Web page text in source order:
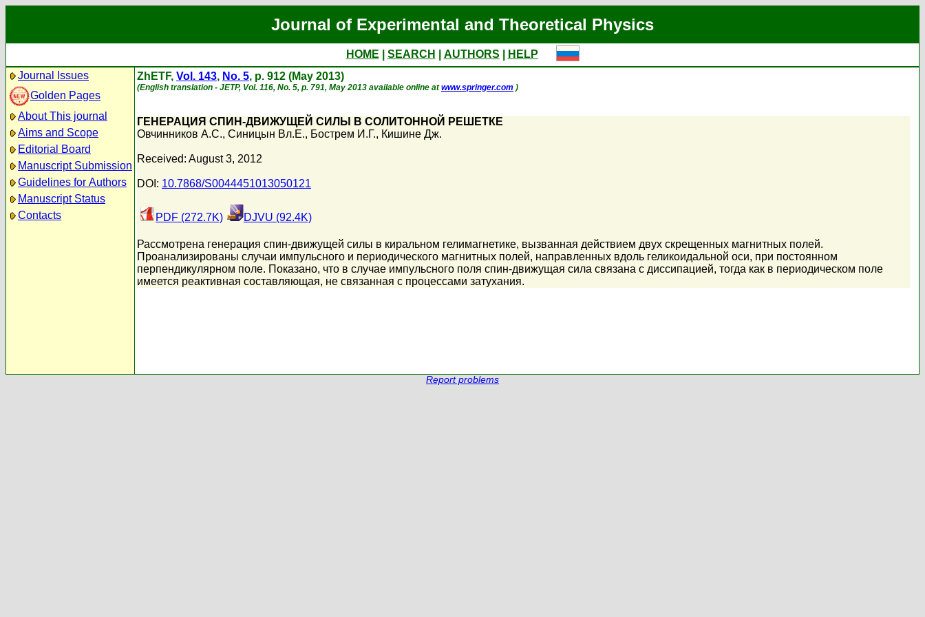
Journal of Experimental and Theoretical Physics
HOME SEARCH AUTHORS
HELP
Journal Issues
Golden Pages
About This journal
Aims and Scope
Editorial Board
Manuscript Submission
Guidelines for Authors
Manuscript Status
Contacts
ZhETF, Vol. 143, No. 5, p. 912 (May 2013)
(English translation - JETP, Vol. 116, No. 5, p. 791, May 2013 available online atwww.springer.com )
ГЕНЕРАЦИЯ СПИН-ДВИЖУЩЕЙ СИЛЫ В СОЛИТОННОЙ РЕШЕТКЕ
Овчинников А.С., Синицын Вл.Е., Бострем И.Г., Кишине Дж.
Received: August 3, 2012
DOI: 10.7868/S0044451013050121
PDF (272.7K) DJVU (92.4K)
Рассмотрена генерация спин-движущей силы в киральном гелимагнетике, вызванная действием двух скрещенных магнитных полей.
Проанализированы случаи импульсного и периодического магнитных полей, направленных вдоль геликоидальной оси, при постоянном
перпендикулярном поле. Показано, что в случае импульсного поля спин-движущая сила связана с диссипацией, тогда как в периодическом поле
имеется реактивная составляющая, не связанная с процессами затухания.
Report problems